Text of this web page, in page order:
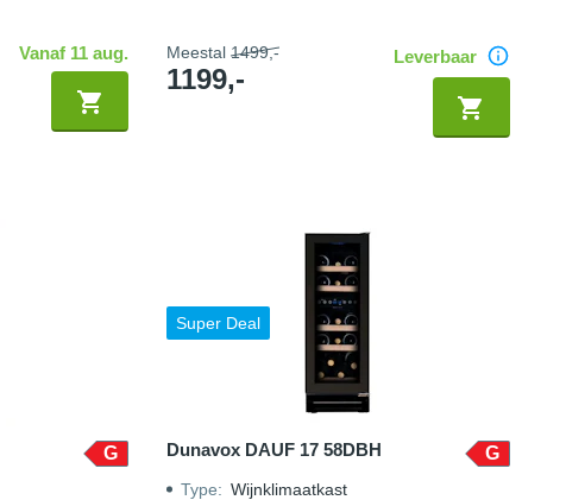
Vanaf 11 aug. Meestal1499,-
1199,-
Leverbaar
G
Super Deal
Dunavox DAUF 17 58DBH G
Type: Wijnklimaatkast